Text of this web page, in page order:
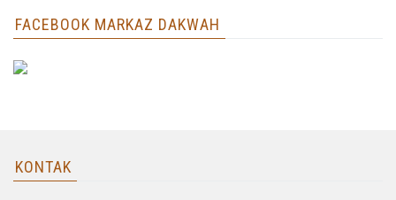
FACEBOOK MARKAZ DAKWAH
KONTAK